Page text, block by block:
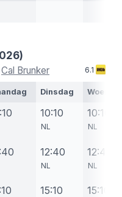
Cal Brunker 6.1
Dinsdag
10:10
NL
12:40
NL
15:10
10:10
NL
12:40
NL
15:10